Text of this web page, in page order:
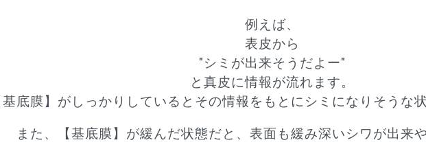
例えば、
表皮から
"シミが出来そうだよー"
と真皮に情報が流れます。
基底膜】がしっかりしているとその情報をもとにシミになりそうな
また、【基底膜】が緩んだ状態だと、表面も緩み深いシワが出来